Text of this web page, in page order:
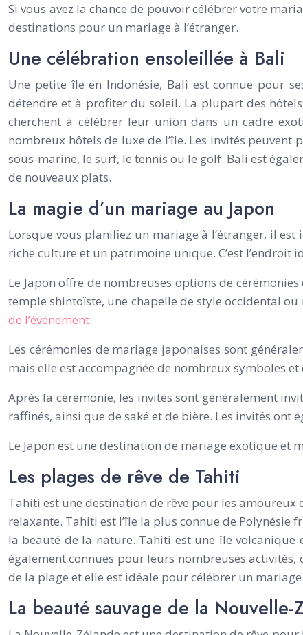
Si vous avez la chance de pouvoir célébrer votre
destinations pour un mariage à l’étranger.
Une célébration ensoleillée à Bali
Une petite île en Indonésie, Bali est connue pour
détendre et à profiter du soleil. La plupart des
cherchent à célébrer leur union dans un cadre
nombreux hôtels de luxe de l’île. Les invités
sous-marine, le surf, le tennis ou le golf. Bali est
de nouveaux plats.
La magie d’un mariage au Japon
Lorsque vous planifiez un mariage à l’étranger, il
riche culture et un patrimoine unique. C’est
Le Japon offre de nombreuses options de
temple shintoïste, une chapelle de style occidental
de l’événement.
Les cérémonies de mariage japonaises sont
mais elle est accompagnée de nombreux symboles
Après la cérémonie, les invités sont généralement
raffinés, ainsi que de saké et de bière. Les invités
Le Japon est une destination de mariage exotique et
Les plages de rêve de Tahiti
Tahiti est une destination de rêve pour les
relaxante. Tahiti est l’île la plus connue de
la beauté de la nature. Tahiti est une île
également connues pour leurs nombreuses
de la plage et elle est idéale pour célébrer un mariage
La beauté sauvage de la Nouvelle-